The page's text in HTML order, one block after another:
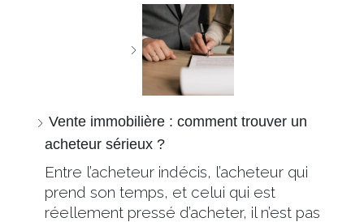
Vente immobilière : comment trouver un
acheteur sérieux ?
Entre l’acheteur indécis, l’acheteur qui
prend son temps, et celui qui est
réellement pressé d’acheter, il n’est pas